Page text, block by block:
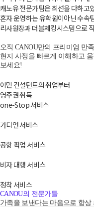
캐노유 전문가팀은 최선을 다하고
혼자 운영하는 유학원이아닌 수속
리사원장과 더블체킹시스템으로
오직 CANOU만의 프리미엄 만
현지 사정을 빠르게 이해하고
보세요!
이민 컨설턴트의 취업부터
영주권 취득
one-Stop 서비스
가디언 서비스
공항 픽업 서비스
비자 대행 서비스
정착 서비스
CANOU의 전문가들
가족을 보낸다는 마음으로 항